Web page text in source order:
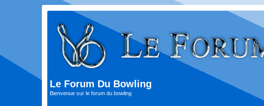
Le Forum Du Bowling
Bienvenue sur le forum du bowling